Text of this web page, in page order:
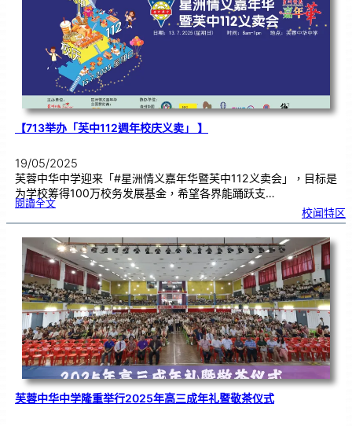
【713举办「芙中112週年校庆义卖」 】
19/05/2025
芙蓉中华中学迎来「#星洲情义嘉年华暨芙中112义卖会」，目标是
为学校筹得100万校务发展基金，希望各界能踊跃支…
閱讀全文:【
3
办
「
芙
中
1
12
週
年
校
庆
义
卖
」
】
校闻特区
芙蓉中华中学隆重举行2025年高三成年礼暨敬茶仪式